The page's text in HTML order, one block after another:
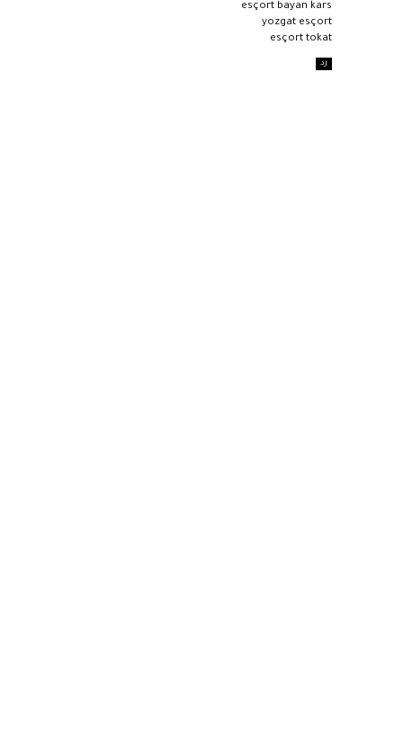
esçort bayan kars
yozgat esçort
esçort tokat
رد